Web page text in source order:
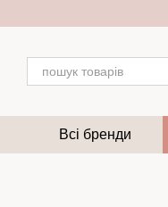
Всі бренди